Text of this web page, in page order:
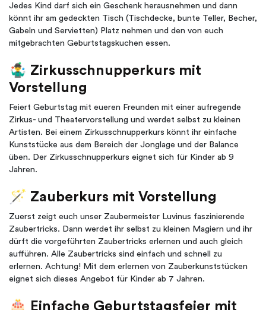
Jedes Kind darf sich ein Geschenk herausnehmen und dann
könnt ihr am gedeckten Tisch (Tischdecke, bunte Teller, Becher,
Gabeln und Servietten) Platz nehmen und den von euch
mitgebrachten Geburtstagskuchen essen.
🤹‍♂️ Zirkusschnupperkurs mit
Vorstellung
Feiert Geburtstag mit eueren Freunden mit einer aufregende
Zirkus- und Theatervorstellung und werdet selbst zu kleinen
Artisten. Bei einem Zirkusschnupperkurs könnt ihr einfache
Kunststücke aus dem Bereich der Jonglage und der Balance
üben. Der Zirkusschnupperkurs eignet sich für Kinder ab 9
Jahren.
🪄 Zauberkurs mit Vorstellung
Zuerst zeigt euch unser Zaubermeister Luvinus faszinierende
Zaubertricks. Dann werdet ihr selbst zu kleinen Magiern und ihr
dürft die vorgeführten Zaubertricks erlernen und auch gleich
aufführen. Alle Zaubertricks sind einfach und schnell zu
erlernen. Achtung! Mit dem erlernen von Zauberkunststücken
eignet sich dieses Angebot für Kinder ab 7 Jahren.
🎂 Einfache Geburtstagsfeier mit